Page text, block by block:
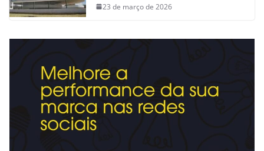
23 de março de 2026